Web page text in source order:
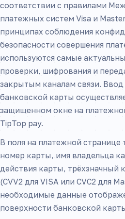
соответствии с правилами
платежных систем Visa и
принципах соблюдения
безопасности совершения
используются самые
проверки, шифрования и
закрытым каналам связи.
банковской карты
защищенном окне на
TipTop pay.
В поля на платежной странице
номер карты, имя владельца
действия карты, трёхзначный
(CVV2 для VISA или CVC2 для
необходимые данные
поверхности банковской